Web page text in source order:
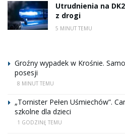
Utrudnienia na
z drogi
5 MINUT TEMU
Groźny wypadek w Krośnie.
posesji
8 MINUT TEMU
„Tornister Pełen Uśmiechów”.
szkolne dla dzieci
1 GODZINĘ TEMU